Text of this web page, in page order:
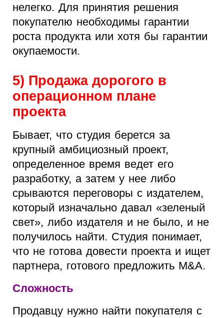
нелегко. Для принятия решения
покупателю необходимы гарантии
роста продукта или хотя бы гарантии
окупаемости.
5) Продажа дорогого в
операционном плане
проекта
Бывает, что студия берется за
крупный амбициозный проект,
определенное время ведет его
разработку, а затем у нее либо
срываются переговоры с издателем,
который изначально давал «зеленый
свет», либо издателя и не было, и не
получилось найти. Студия понимает,
что не готова довести проекта и ищет
партнера, готового предложить M&A.
Сложность
Продавцу нужно найти покупателя с